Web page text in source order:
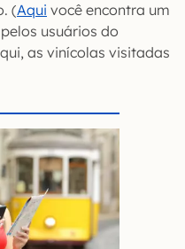
(Aqui você encontra um
usuários do
as vinícolas visitadas